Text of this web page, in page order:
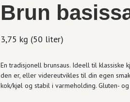
Brun
3,75 kg (50 liter)
En tradisjonell brunsaus. Ideell til klassiske
den er, eller videreutvikles til din egen
kok/kjøl og stabil i varmeholding. Gluten-